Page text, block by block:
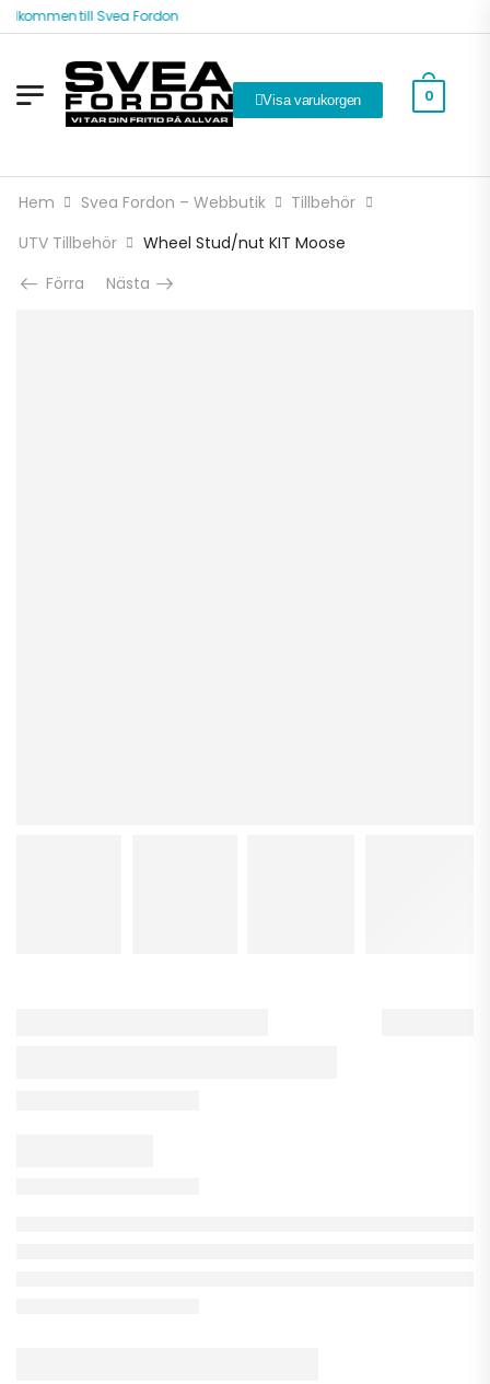
till Svea Fordon
Visa varukorgen 0
Hem Svea Fordon – Webbutik
Tillbehör
UTV Tillbehör
Wheel Stud/nut KIT Moose
Förra
Nästa